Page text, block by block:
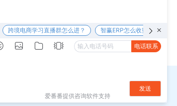
浙ICP备16001766号-1